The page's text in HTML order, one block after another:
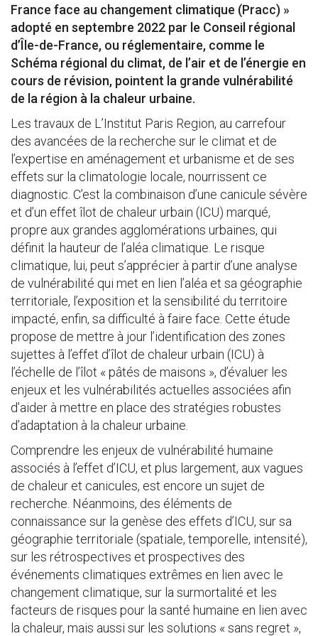
France face au changement climatique (Pracc) »
adopté en septembre 2022 par le Conseil régional
d’Île-de-France, ou réglementaire, comme le
Schéma régional du climat, de l’air et de l’énergie en
cours de révision, pointent la grande vulnérabilité
de la région à la chaleur urbaine.
Les travaux de L’Institut Paris Region, au carrefour
des avancées de la recherche sur le climat et de
l’expertise en aménagement et urbanisme et de ses
effets sur la climatologie locale, nourrissent ce
diagnostic. C’est la combinaison d’une canicule sévère
et d’un effet îlot de chaleur urbain (ICU) marqué,
propre aux grandes agglomérations urbaines, qui
définit la hauteur de l’aléa climatique. Le risque
climatique, lui, peut s’apprécier à partir d’une analyse
de vulnérabilité qui met en lien l’aléa et sa géographie
territoriale, l’exposition et la sensibilité du territoire
impacté, enfin, sa difficulté à faire face. Cette étude
propose de mettre à jour l’identification des zones
sujettes à l’effet d’îlot de chaleur urbain (ICU) à
l’échelle de l’îlot « pâtés de maisons », d’évaluer les
enjeux et les vulnérabilités actuelles associées afin
d’aider à mettre en place des stratégies robustes
d’adaptation à la chaleur urbaine.
Comprendre les enjeux de vulnérabilité humaine
associés à l’effet d’ICU, et plus largement, aux vagues
de chaleur et canicules, est encore un sujet de
recherche. Néanmoins, des éléments de
connaissance sur la genèse des effets d’ICU, sur sa
géographie territoriale (spatiale, temporelle, intensité),
sur les rétrospectives et prospectives des
événements climatiques extrêmes en lien avec le
changement climatique, sur la surmortalité et les
facteurs de risques pour la santé humaine en lien avec
la chaleur, mais aussi sur les solutions « sans regret »,